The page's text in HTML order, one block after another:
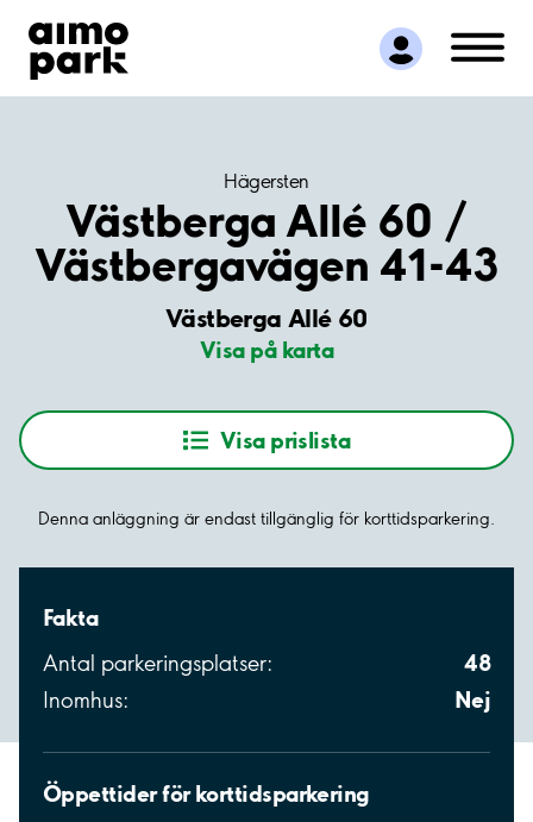
Hitta parkering
Samarbete
Kundservice
Hägersten
Västberga Allé 60 /
Västbergavägen 41-43
Västberga Allé 60
Visa på karta
Visa prislista
Denna anläggning är endast tillgänglig för korttidsparkering.
Fakta
Antal parkeringsplatser: 48
Inomhus: Nej
Öppettider för korttidsparkering